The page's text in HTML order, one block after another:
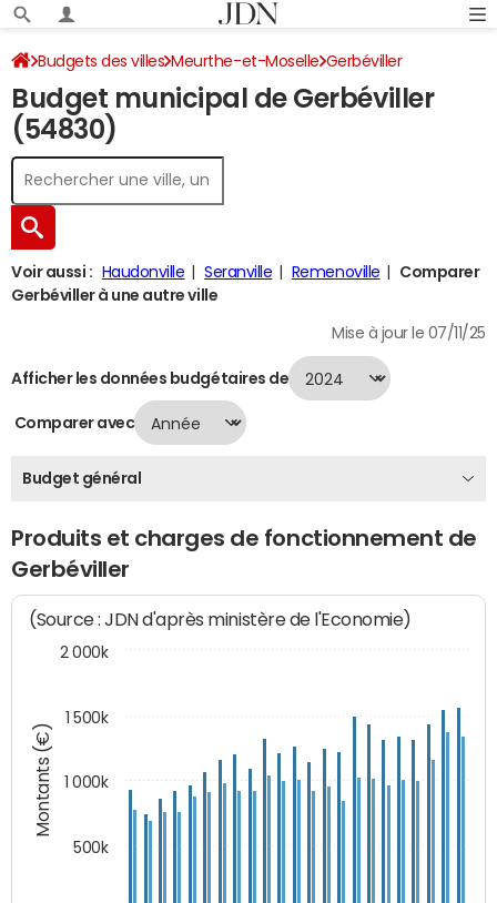
Budgets des villes Meurthe-et-Moselle Gerbéviller
Budget 2024
Budget municipal de Gerbéviller
(54830)
Voir aussi : Haudonville Seranville Remenoville
Comparer
Gerbéviller à une autre ville
Mise à jour le 07/11/25
Afficher les données budgétaires de
Comparer avec
Budget général
Produits et charges de fonctionnement de
Gerbéviller
Montants (€)
(Source : JDN d'après ministère de l'Economie)
500k
1 000k
1 500k
2 000k